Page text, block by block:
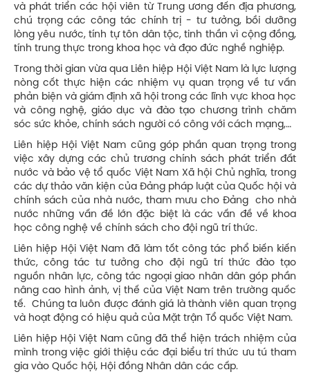
và phát triển các hội viên từ Trung ương đến địa phương,
chú trọng các công tác chính trị - tư tưởng, bồi dưỡng
lòng yêu nước, tính tự tôn dân tộc, tinh thần vì cộng đồng,
tính trung thực trong khoa học và đạo đức nghề nghiệp.
Trong thời gian vừa qua Liên hiệp Hội Việt Nam là lực lượng
nòng cốt thực hiện các nhiệm vụ quan trọng về tư vấn
phản biện và giám định xã hội trong các lĩnh vực khoa học
và công nghệ, giáo dục và đào tạo chương trình chăm
sóc sức khỏe, chính sách người có công với cách mạng,…
Liên hiệp Hội Việt Nam cũng góp phần quan trọng trong
việc xây dựng các chủ trương chính sách phát triển đất
nước và bảo vệ tổ quốc Việt Nam Xã hội Chủ nghĩa, trong
các dự thảo văn kiện của Đảng pháp luật của Quốc hội và
chính sách của nhà nước, tham mưu cho Đảng cho nhà
nước những vấn đề lớn đặc biệt là các vấn đề về khoa
học công nghệ về chính sách cho đội ngũ trí thức.
Liên hiệp Hội Việt Nam đã làm tốt công tác phổ biến kiến
thức, công tác tư tưởng cho đội ngũ trí thức đào tạo
nguồn nhân lực, công tác ngoại giao nhân dân góp phần
nâng cao hình ảnh, vị thế của Việt Nam trên trường quốc
tế. Chúng ta luôn được đánh giá là thành viên quan trọng
và hoạt động có hiệu quả của Mặt trận Tổ quốc Việt Nam.
Liên hiệp Hội Việt Nam cũng đã thể hiện trách nhiệm của
mình trong việc giới thiệu các đại biểu trí thức ưu tú tham
gia vào Quốc hội, Hội đồng Nhân dân các cấp.